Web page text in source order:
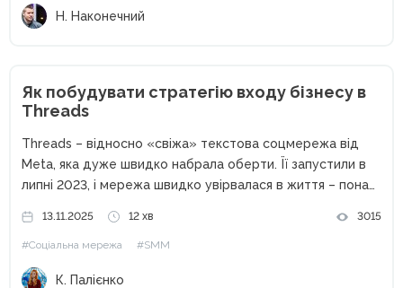
Н. Наконечний
Як побудувати стратегію входу бізнесу в
Threads
Threads – відносно «свіжа» текстова соцмережа від
Meta, яка дуже швидко набрала оберти. Її запустили в
липні 2023, і мережа швидко увірвалася в життя – понад
вона навіть обігнала ChatGPT за...
13.11.2025 12 хв 3015
#Соціальна мережа #SMM
К. Палієнко